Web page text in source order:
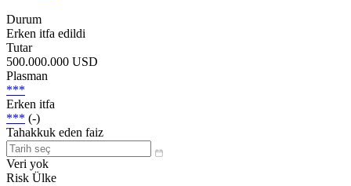
Durum
Erken itfa edildi
Tutar
500.000.000 USD
Plasman
***
Erken itfa
*** (-)
Tahakkuk eden faiz
Veri yok
Risk Ülke